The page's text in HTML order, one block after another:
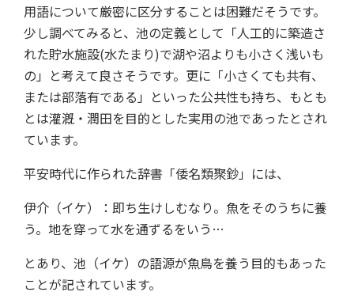
用語について厳密に区分することは困難だそうです。
少し調べてみると、池の定義として「人工的に築造さ
れた貯水施設(水たまり)で湖や沼よりも小さく浅いも
の」と考えて良さそうです。更に「小さくても共有、
または部落有である」といった公共性も持ち、もとも
とは灌漑・潤田を目的とした実用の池であったとされ
ています。
平安時代に作られた辞書「倭名類聚鈔」には、
伊介（イケ）：即ち生けしむなり。魚をそのうちに養
う。地を穿って水を通ずるをいう…
とあり、池（イケ）の語源が魚鳥を養う目的もあった
ことが記されています。